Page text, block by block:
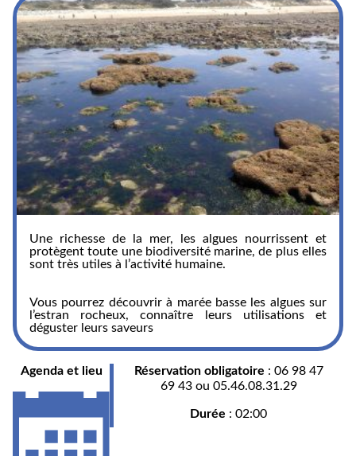
Une richesse de la mer, les algues nourrissent et
protègent toute une biodiversité marine, de plus elles
sont très utiles à l’activité humaine.
Vous pourrez découvrir à marée basse les algues sur
l’estran rocheux, connaître leurs utilisations et
déguster leurs saveurs
Agenda et lieu Réservation obligatoire : 06 98 47
69 43 ou 05.46.08.31.29
Durée : 02:00